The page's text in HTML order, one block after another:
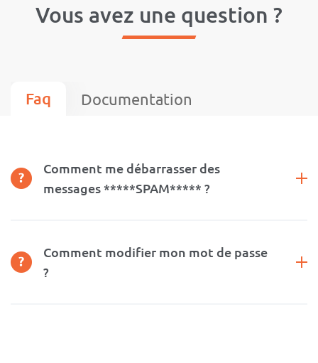
Vous avez une question ?
Faq Documentation
Comment me débarrasser des
messages *****SPAM***** ?
Comment modifier mon mot de passe
?